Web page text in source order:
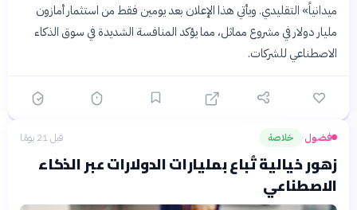
ميدانياً» التقليدي. ويأتي هذا الإعلان بعد يومين فقط من استثمار أمازون
مليار دولار في مشروع مماثل، مما يؤكد المنافسة الشديدة في سوق الذكاء
الاصطناعي للشركات.
فضول› خلاصة قبل 21 يومًا
زهور خيالية تُباع بمليارات الدولارات عبر الذكاء
الاصطناعي